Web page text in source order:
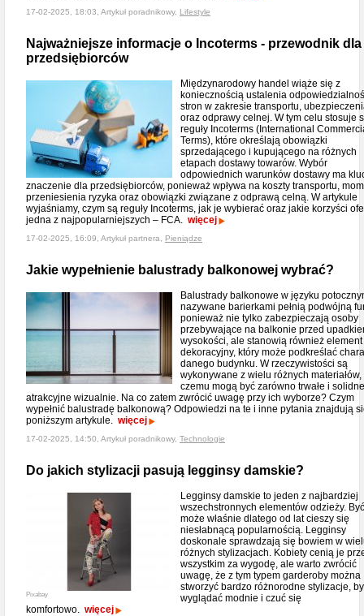
17-02-2025, 18:03, Artykuł poradnikowy, Lifestyle
Najważniejsze informacje o Incoterms - przewodnik dla
przedsiębiorców
Międzynarodowy handel wiąże się z
koniecznością ustalenia
stron w zakresie transportu,
oraz odprawy celnej. W tym celu stosuje
reguły Incoterms (International
Terms), które określają obowiązki
sprzedającego i kupującego na różnych
etapach dostawy towarów. Wybór
odpowiednich warunków dostawy ma
znaczenie dla przedsiębiorców, ponieważ wpływa na koszty transportu,
przeniesienia ryzyka oraz obowiązki związane z odprawą celną. W artykule
wyjaśniamy, czym są reguły Incoterms, jak je wybierać oraz jakie korzyści
jedna z najpopularniejszych – FCA. więcej
17-02-2025, 16:09, Artykuł partnera, Pieniądze
Jakie wypełnienie balustrady balkonowej wybrać?
Balustrady balkonowe w języku
nazywane barierkami pełnią podwójną
ponieważ nie tylko zabezpieczają osoby
przebywające na balkonie przed
wysokości, ale stanowią również element
dekoracyjny, który może podkreślać
danego budynku. W rzeczywistości są
wykonywane z wielu różnych
czemu mogą być zarówno trwałe i
atrakcyjne wizualnie. Na co zatem zwrócić uwagę przy ich wyborze? Czym
wypełnić balustradę balkonową? Odpowiedzi na te i inne pytania znajdują
poniższym artykule. więcej
17-02-2025, 14:50, Artykuł poradnikowy, Technologie
Do jakich stylizacji pasują legginsy damskie?
Pixabay
Legginsy damskie to jeden z najbardziej
wszechstronnych elementów odzieży. Być
może właśnie dlatego od lat cieszy się
niesłabnącą popularnością. Legginsy
doskonale sprawdzają się bowiem w
różnych stylizacjach. Kobiety cenią je
wszystkim za wygodę, ale warto zwrócić
uwagę, że z tym typem garderoby można
stworzyć bardzo różnorodne stylizacje, by
wyglądać modnie i czuć się
komfortowo. więcej